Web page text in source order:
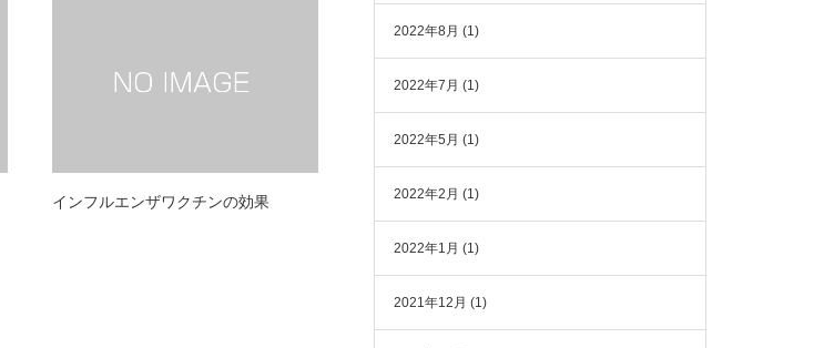
インフルエンザワクチンの効果
2022年8月 (1)
2022年7月 (1)
2022年5月 (1)
2022年2月 (1)
2022年1月 (1)
2021年12月 (1)